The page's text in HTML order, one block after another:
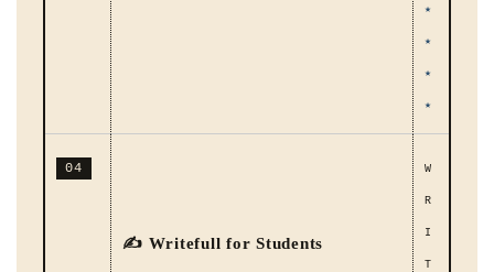
★
★
★
★
04
✍ Writefull for Students
W
R
I
T